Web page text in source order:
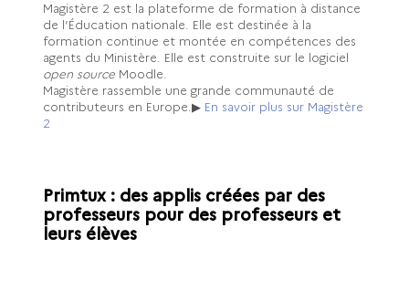
Magistère 2 est la plateforme de formation à distance
de l’Éducation nationale. Elle est destinée à la
formation continue et montée en compétences des
agents du Ministère. Elle est construite sur le logiciel
open source Moodle.
Magistère rassemble une grande communauté de
contributeurs en Europe.▶ En savoir plus sur Magistère
2
Primtux : des applis créées par des
professeurs pour des professeurs et
leurs élèves